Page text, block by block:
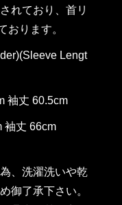
れており、首リ
おります。
Lengt
袖丈 60.5cm
袖丈 66cm
、洗濯洗いや乾
御了承下さい。